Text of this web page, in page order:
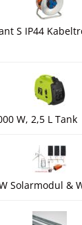
S IP44
W, 2,5 L Tank
Solarmodul &